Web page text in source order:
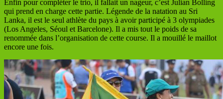
Enfin pour compléter le trio, il fallait un nageur, c’est Julian Bolling
qui prend en charge cette partie. Légende de la natation au Sri
Lanka, il est le seul athlète du pays à avoir participé à 3 olympiades
(Los Angeles, Séoul et Barcelone). Il a mis tout le poids de sa
renommée dans l’organisation de cette course. Il a mouillé le maillot
encore une fois.